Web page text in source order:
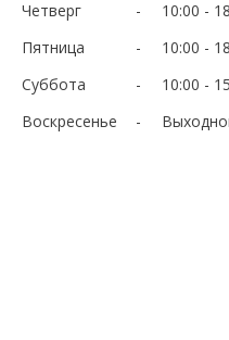
Четверг
10:00
Пятница
10:00
Суббота
10:00
Воскресенье